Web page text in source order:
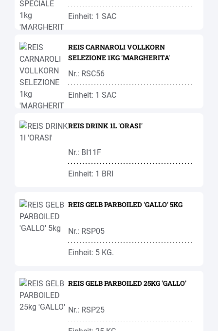
Einheit: 1 SAC
REIS CARNAROLI VOLLKORN
SELEZIONE 1KG 'MARGHERITA'
Nr.: RSC56
Einheit: 1 SAC
REIS DRINK 1L 'ORASI'
Nr.: BI11F
Einheit: 1 BRI
REIS GELB PARBOILED 'GALLO' 5KG
Nr.: RSP05
Einheit: 5 KG.
REIS GELB PARBOILED 25KG 'GALLO'
Nr.: RSP25